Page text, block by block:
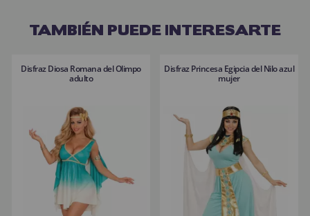
TAMBIÉN PUEDE INTERESARTE
Disfraz Diosa Romana del Olimpo
adulto
Disfraz Princesa Egipcia del Nilo azul
mujer